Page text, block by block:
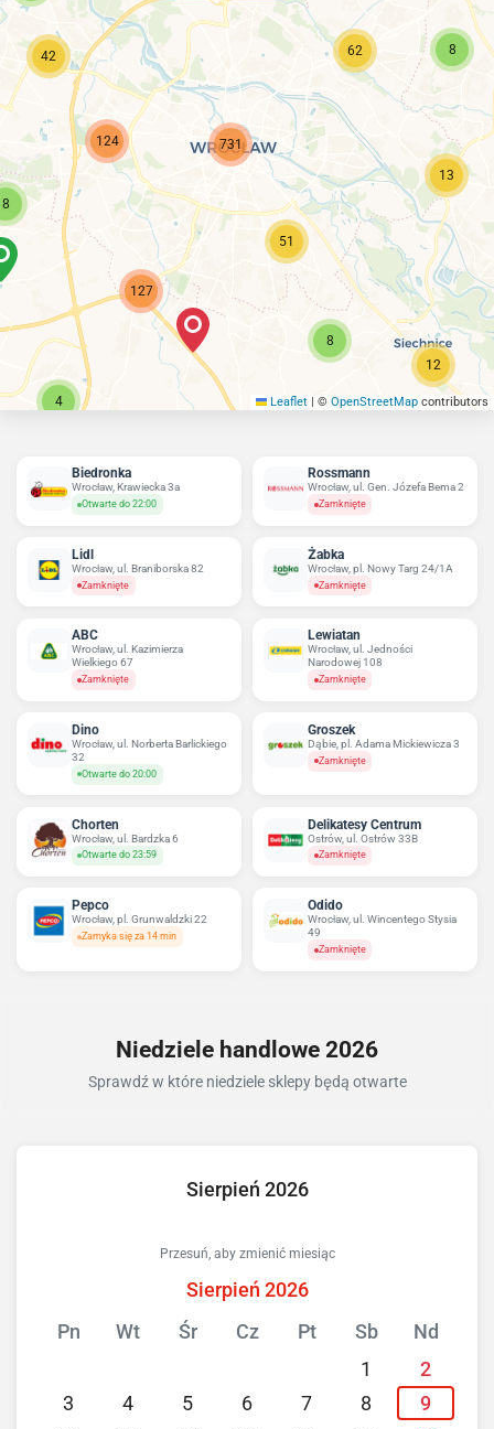
51
8
13
8
8
12
4
62
731
124
42
127
Leaflet | © OpenStreetMap contributors
Biedronka
Wrocław, Krawiecka 3a
Otwarte do 22:00
Rossmann
Wrocław, ul. Gen. Józefa Bema 2
Zamknięte
Lidl
Wrocław, ul. Braniborska 82
Zamknięte
Żabka
Wrocław, pl. Nowy Targ 24/1A
Zamknięte
ABC
Wrocław, ul. Kazimierza
Wielkiego 67
Zamknięte
Lewiatan
Wrocław, ul. Jedności
Narodowej 108
Zamknięte
Dino
Wrocław, ul. Norberta Barlickiego
32
Otwarte do 20:00
Groszek
Dąbie, pl. Adama Mickiewicza 3
Zamknięte
Chorten
Wrocław, ul. Bardzka 6
Otwarte do 23:59
Delikatesy Centrum
Ostrów, ul. Ostrów 33B
Zamknięte
Pepco
Wrocław, pl. Grunwaldzki 22
Zamyka się za 14 min
Odido
Wrocław, ul. Wincentego Stysia
49
Zamknięte
Niedziele handlowe 2026
Sprawdź w które niedziele sklepy będą otwarte
Sierpień 2026
Przesuń, aby zmienić miesiąc
Sierpień 2026
Pn
Wt Śr Cz Pt Sb
Nd
1
2
3
4 5 6 7 8
9